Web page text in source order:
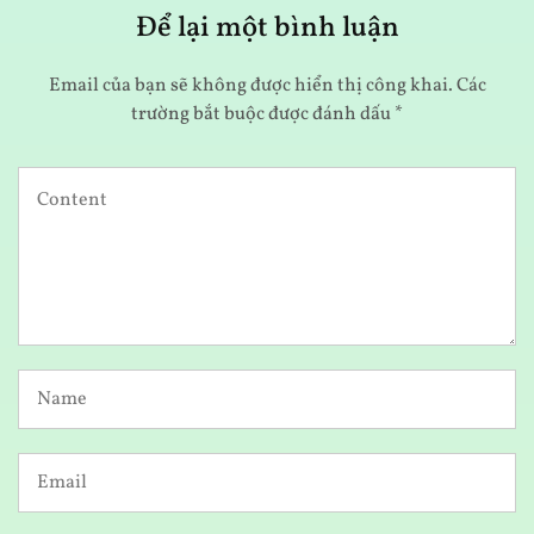
Để lại một bình luận
Email của bạn sẽ không được hiển thị công khai.Các
trường bắt buộc được đánh dấu*